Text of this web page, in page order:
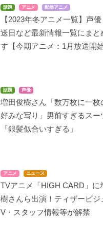
話題 アニメ 配信アニメ
【2023年冬アニメ一覧】声
送日など最新情報一覧にまと
す【今期アニメ：1月放送開始
話題 声優
増田俊樹さん「数万枚に一枚
好みな写り」男前すぎるスー
「銀髪似合いすぎる」
アニメ ニュース
TVアニメ「HIGH CARD」に
樹さんら出演！ティザービジ
V・スタッフ情報等が解禁